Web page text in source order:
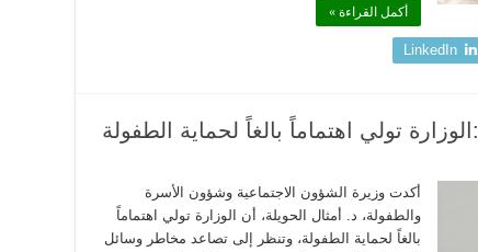
أكمل القراءة »
LinkedIn
تولي اهتماماً بالغاً لحماية الطفولة
أكدت وزيرة الشؤون الاجتماعية وشؤون الأسرة
والطفولة، د. أمثال الحويلة، أن الوزارة تولي اهتماماً
بالغاً لحماية الطفولة، وتنظر إلى تصاعد مخاطر وسائل